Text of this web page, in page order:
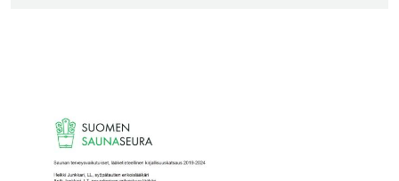
perjantai ja lauantai